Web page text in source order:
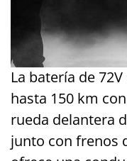
La batería de
hasta 150 km
rueda delantera
junto con frenos